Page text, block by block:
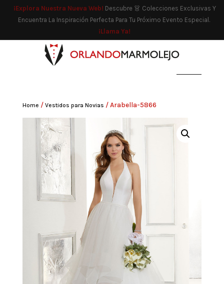
¡Explora Nuestra Nueva Web! Descubre 👗 Colecciones Exclusivas Y
Encuentra La Inspiración Perfecta Para Tu Próximo Evento Especial.
¡Llama Ya!
Home / Vestidos para Novias / Arabella-5866